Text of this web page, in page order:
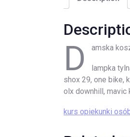
D amska
lampka
shox 29, one bike,
olx downhill, mavic
kurs opiekunki